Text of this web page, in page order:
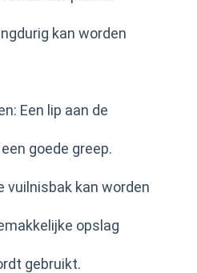
kan worden
Een lip aan de
goede greep.
vuilnisbak kan worden
opslag
gebruikt.